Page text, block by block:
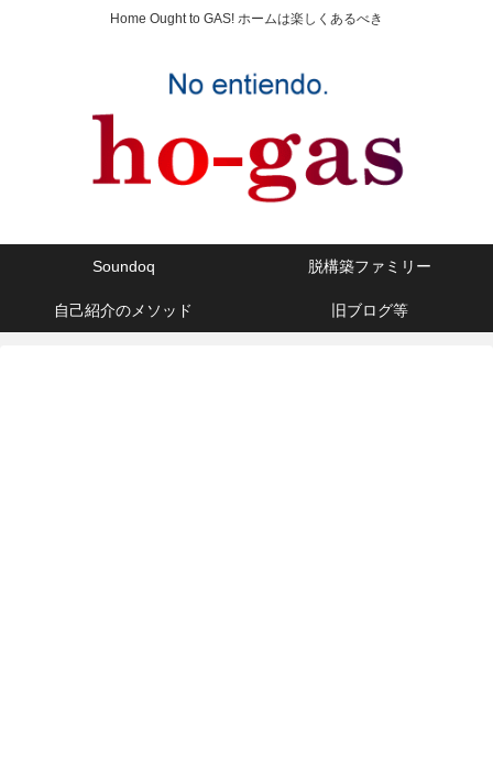
Home Ought to GAS! ホームは楽しくあるべき
Soundoq 脱構築ファミリー
自己紹介のメソッド 旧ブログ等